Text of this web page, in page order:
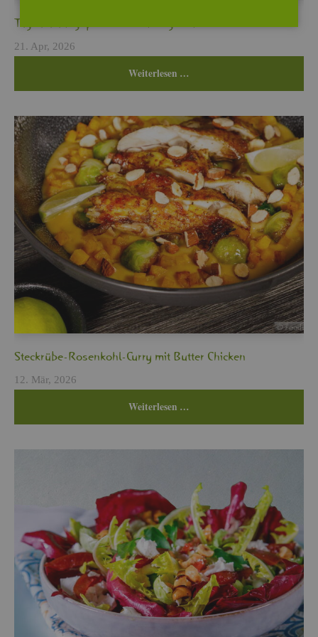
Ta­glia­ta auf ge­pi­ckel­ten Wur­zel­ge­mü­sen
21. Apr, 2026
Wei­ter­le­sen …
Steck­rü­be-Ro­sen­kohl-Curry mit But­ter Chi­cken
12. Mär, 2026
Wei­ter­le­sen …